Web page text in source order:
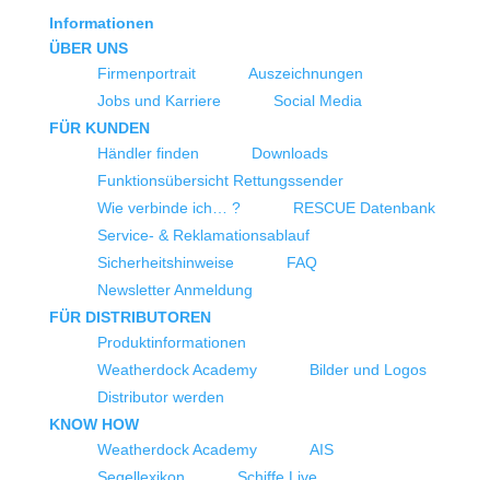
Informationen
ÜBER UNS
Firmenportrait
Auszeichnungen
Jobs und Karriere
Social Media
FÜR KUNDEN
Händler finden
Downloads
Funktionsübersicht Rettungssender
Wie verbinde ich… ?
RESCUE Datenbank
Service- & Reklamationsablauf
Sicherheitshinweise
FAQ
Newsletter Anmeldung
FÜR DISTRIBUTOREN
Produktinformationen
Weatherdock Academy
Bilder und Logos
Distributor werden
KNOW HOW
Weatherdock Academy
AIS
Segellexikon
Schiffe Live